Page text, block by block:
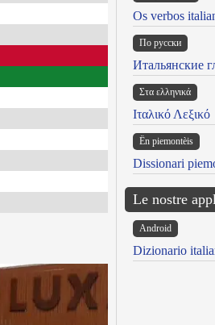
Os verbos
По русски
Итальянские
Στα ελληνικά
Ιταλικό Λεξικό
Ën piemontèis
Dissionari
Le nostre
Android
Dizionario